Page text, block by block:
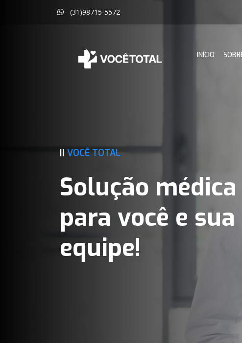
(31)98715-5572
INÍCIO
|| VOCÊ TOTAL
Solução médica
para você e sua
equipe!